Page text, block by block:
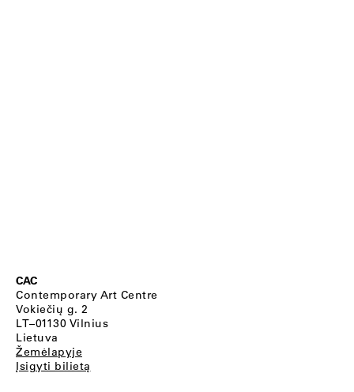
CAC
Contemporary Art Centre
Vokiečių g. 2
LT–01130 Vilnius
Lietuva
Žemėlapyje
Įsigyti bilietą